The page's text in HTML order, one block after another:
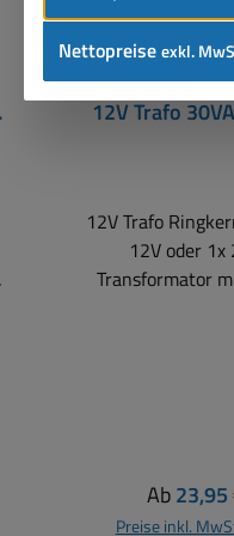
12VAC
12V Trafo
12V Trafo
12V oder 1x
Transformator
Ausgangsstrom:
Regulärer
Ab23,95
Preise inkl.
Nettopreiseexkl.